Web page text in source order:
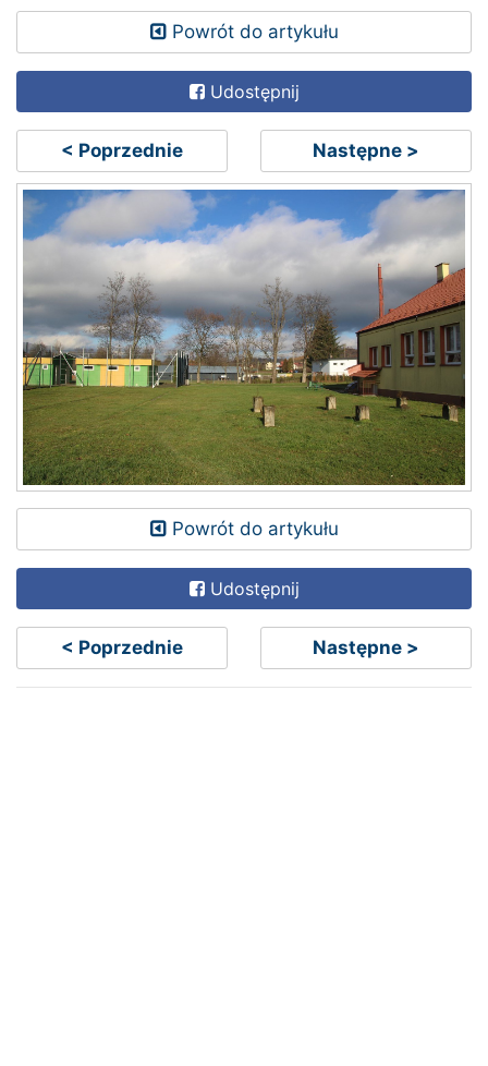
Powrót do artykułu
Udostępnij
< Poprzednie Następne >
Powrót do artykułu
Udostępnij
< Poprzednie Następne >